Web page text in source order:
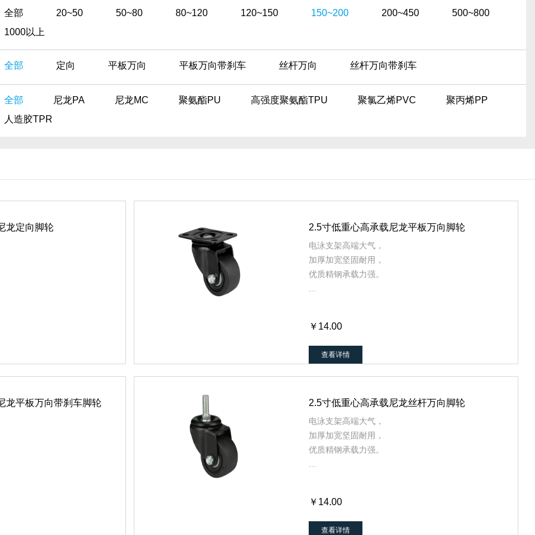
全部 20~50 50~80 80~120 120~150 150~200 200~450
500~800
1000以上
全部 定向 平板万向 平板万向带刹车 丝杆万向 丝杆万向带刹车
全部 尼龙PA 尼龙MC 聚氨酯PU 高强度聚氨酯TPU 聚氯乙烯PVC
聚丙烯PP
人造胶TPR
龙定向脚轮 2.5寸低重心高承载尼龙平板万向脚轮
电泳支架高端大气，
加厚加宽坚固耐用，
优质精钢承载力强。
￥14.00
查看详情
龙平板万向带刹车脚轮 2.5寸低重心高承载尼龙丝杆万向脚轮
电泳支架高端大气，
加厚加宽坚固耐用，
优质精钢承载力强。
￥14.00
查看详情